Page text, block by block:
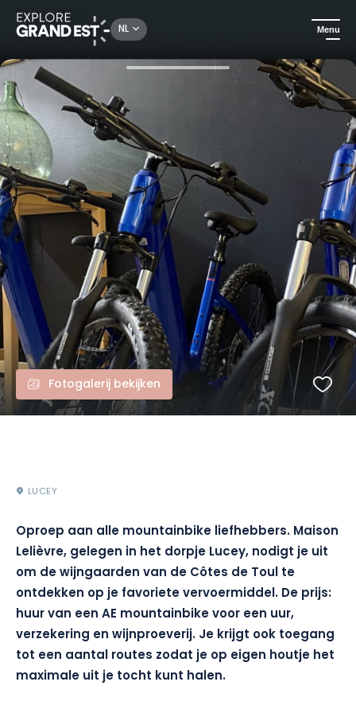
NL Menu
Kijk je ogen uit in de Grand Est Een uur E-VTT in de Côtes de Toul
Fotogalerij bekijken
LUCEY
Oproep aan alle mountainbike liefhebbers. Maison
Lelièvre, gelegen in het dorpje Lucey, nodigt je uit
om de wijngaarden van de Côtes de Toul te
ontdekken op je favoriete vervoermiddel. De prijs:
huur van een AE mountainbike voor een uur,
verzekering en wijnproeverij. Je krijgt ook toegang
tot een aantal routes zodat je op eigen houtje het
maximale uit je tocht kunt halen.